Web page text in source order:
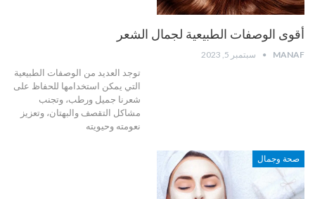
أقوى الوصفات الطبيعية لجمال الشعر
MANAF سبتمبر 5, 2023
توجد العديد من الوصفات الطبيعية
التي يمكن استخدامها للحفاظ على
شعرنا جميل ورطب، وتجنب
مشاكل التقصف والبهتان، وتعزيز
نعومته وحيويته
صحة وجمال